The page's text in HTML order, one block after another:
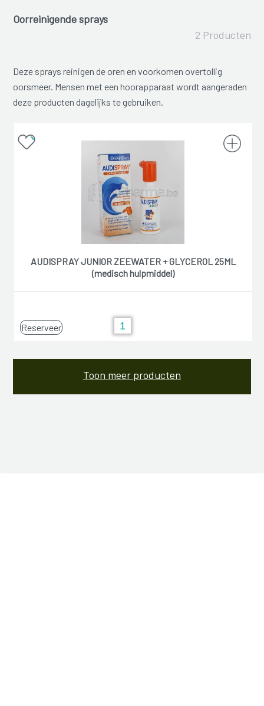
Oorreinigende sprays
2 Producten
Deze sprays reinigen de oren en voorkomen overtollig
oorsmeer. Mensen met een hoorapparaat wordt aangeraden
deze producten dagelijks te gebruiken.
AUDISPRAY JUNIOR ZEEWATER + GLYCEROL 25ML
(medisch hulpmiddel)
Reserveer
Toon meer producten